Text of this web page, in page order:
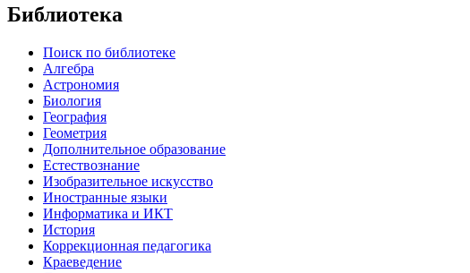
Библиотека
Поиск по библиотеке
Алгебра
Астрономия
Биология
География
Геометрия
Дополнительное образование
Естествознание
Изобразительное искусство
Иностранные языки
Информатика и ИКТ
История
Коррекционная педагогика
Краеведение